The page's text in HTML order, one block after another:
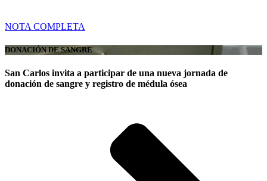
NOTA COMPLETA
DONACIÓN DE SANGRE
San Carlos invita a participar de una nueva jornada de
donación de sangre y registro de médula ósea